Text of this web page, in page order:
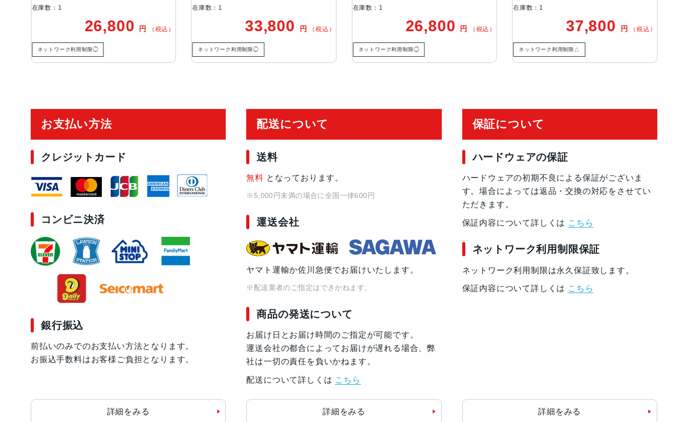
ン、2倍の光学ズームアウト、4倍の光学ズームレンジ（iPhone 12 Pro）最大10倍
トLiDARスキャナを活用したナイトモードポートレート
12MPカメラƒ/2.2絞り値
2020年10月23日
33,800
ネットワーク利用制限◯
26,800
ネットワーク利用制限◯
37,800
ネットワーク利用制限△
41,800
ネットワーク利用制限◯
お支払い方法
クレジットカード
コンビニ決済
銀行振込
前払いのみでのお支払い方法となります。
お振込手数料はお客様ご負担となります。
詳細をみる
配送について
送料
無料 となっております。
※5,000円未満の場合に全国一律600円
運送会社
ヤマト運輸か佐川急便でお届けいたします。
※配送業者のご指定はできかねます。
商品の発送について
お届け日とお届け時間のご指定が可能です。
運送会社の都合によってお届けが遅れる場合、弊
社は一切の責任を負いかねます。
配送について詳しくは こちら
詳細をみる
保証について
ハードウェアの保証
ハードウェアの初期不良による保証がございま
す。場合によっては返品・交換の対応をさせてい
ただきます。
保証内容について詳しくは こちら
ネットワーク利用制限保証
ネットワーク利用制限は永久保証致します。
保証内容について詳しくは こちら
詳細をみる